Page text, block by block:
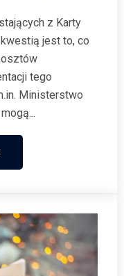
z Karty
jest to, co
tego
Ministerstwo